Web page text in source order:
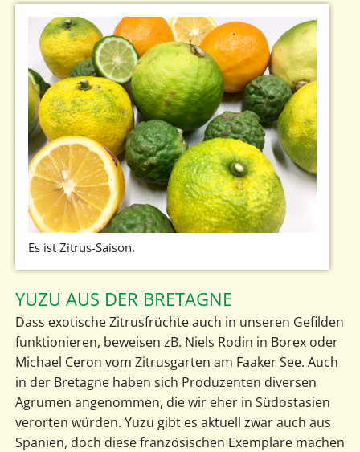
Es ist Zitrus-Saison.
YUZU AUS DER BRETAGNE
Dass exotische Zitrusfrüchte auch in unseren Gefilden
funktionieren, beweisen zB. Niels Rodin in Borex oder
Michael Ceron vom Zitrusgarten am Faaker See. Auch
in der Bretagne haben sich Produzenten diversen
Agrumen angenommen, die wir eher in Südostasien
verorten würden. Yuzu gibt es aktuell zwar auch aus
Spanien, doch diese französischen Exemplare machen